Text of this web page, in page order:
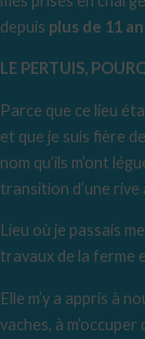
depuis plus de 11
LE PERTUIS,
Parce que ce lieu
et que je suis fière
nom qu’ils m’ont
transition d’une rive
Lieu où je passais
travaux de la ferme
Elle m’y a appris à
vaches, à